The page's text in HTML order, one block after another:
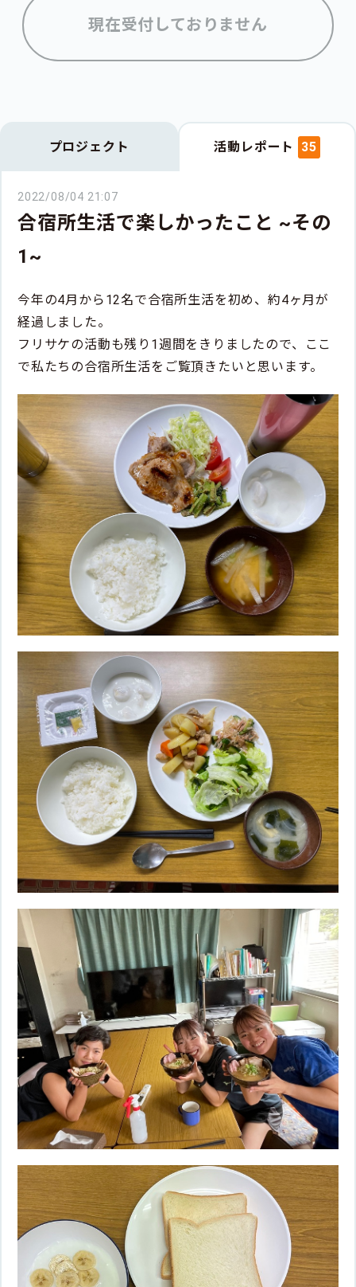
現在受付しておりません
プロジェクト 活動レポート 35
2022/08/04 21:07
合宿所生活で楽しかったこと ~その
1~
今年の4月から12名で合宿所生活を初め、約4ヶ月が
経過しました。
フリサケの活動も残り1週間をきりましたので、ここ
で私たちの合宿所生活をご覧頂きたいと思います。